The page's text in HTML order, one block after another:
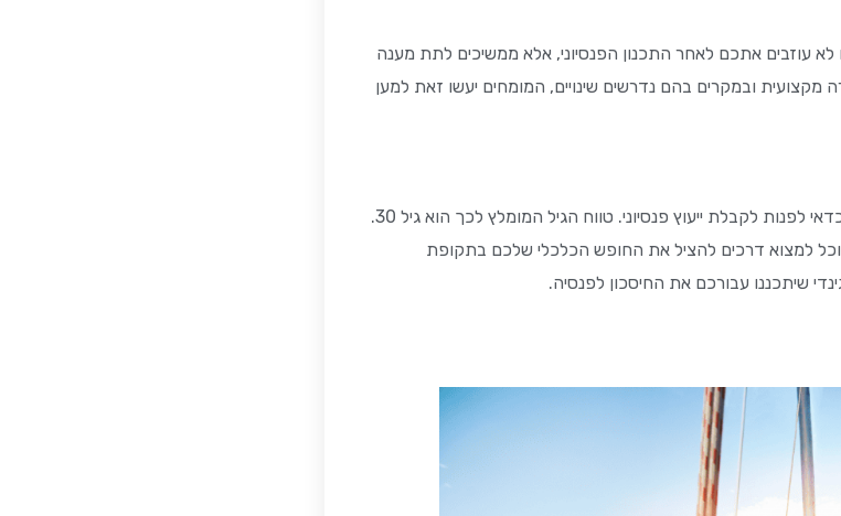
עוזבים אתכם לאחר התכנון הפנסיוני, אלא ממשיכים לתת מענה
מקצועית ובמקרים בהם נדרשים שינויים, המומחים יעשו זאת למען
היציאה לפנסיה היא צפויה. כבר מגיל צעיר בו מתחילים לעבוד ולהפריש לפנסיה, כדאי לפנות לקבלת ייעוץ פנסיוני. טווח הגיל המומלץ לכך הוא גיל 30.
פנסיה יוכל למצוא דרכים להציל את החופש הכלכלי שלכם בתקופת
שיתכננו עבורכם את החיסכון לפנסיה.